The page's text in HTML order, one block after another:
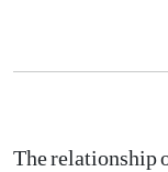
The relationship